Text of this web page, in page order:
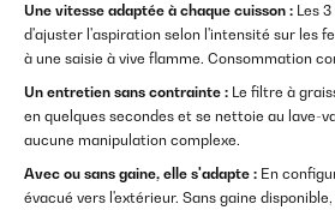
Une vitesse adaptée à chaque cuisson : Les
d'ajuster l'aspiration selon l'intensité sur les
à une saisie à vive flamme. Consommation
Un entretien sans contrainte : Le filtre à
en quelques secondes et se nettoie au lave-
aucune manipulation complexe.
Avec ou sans gaine, elle s'adapte : En
évacué vers l'extérieur. Sans gaine